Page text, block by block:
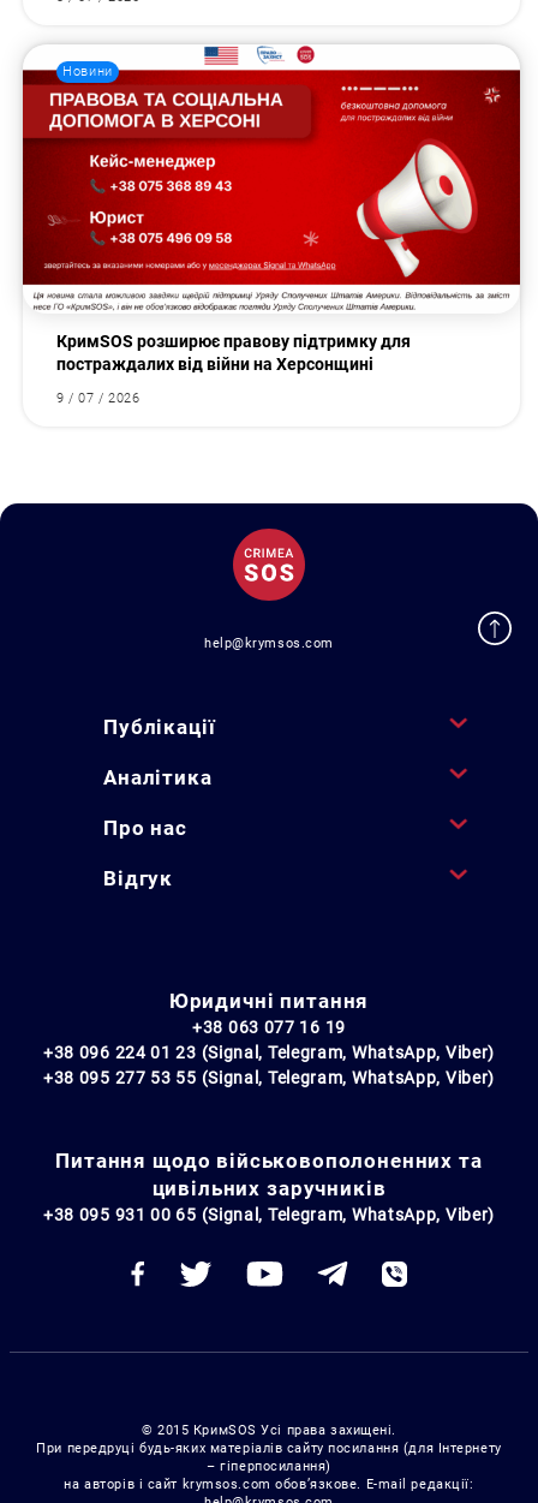
Новини
КримSOS розширює правову підтримку для
постраждалих від війни на Херсонщині
9 / 07 / 2026
help@krymsos.com
Публікації
Аналітика
Про нас
Відгук
Юридичні питання
+38 063 077 16 19
+38 096 224 01 23 (Signal, Telegram, WhatsApp, Viber)
+38 095 277 53 55 (Signal, Telegram, WhatsApp, Viber)
Питання щодо військовополоненних та
цивільних заручників
+38 095 931 00 65 (Signal, Telegram, WhatsApp, Viber)
© 2015 КримSOS Усі права захищені.
При передруці будь-яких матеріалів сайту посилання (для Інтернету
– гіперпосилання)
на авторів і сайт krymsos.com обов’язкове. E-mail редакції: